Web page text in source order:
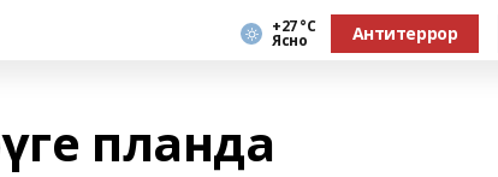
+27 °С
Ясно Антитеррор
планда